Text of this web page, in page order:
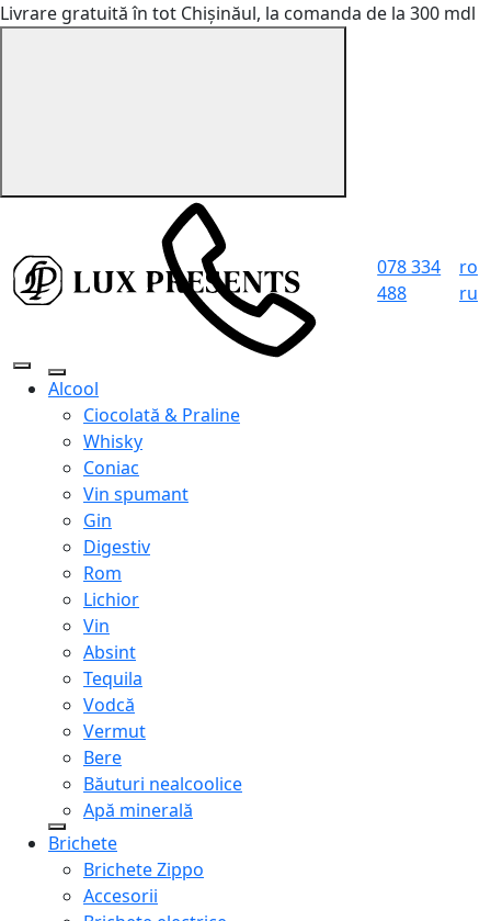
Livrare gratuită în tot Chișinăul, la comanda de la 300 mdl
078 334
488
ro
ru
Alcool
Ciocolată & Praline
Whisky
Coniac
Vin spumant
Gin
Digestiv
Rom
Lichior
Vin
Absint
Tequila
Vodcă
Vermut
Bere
Băuturi nealcoolice
Apă minerală
Brichete
Brichete Zippo
Accesorii